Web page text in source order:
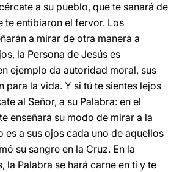
a su pueblo, que te sanará de
te entibiaron el fervor. Los
a mirar de otra manera a
la Persona de Jesús es
ejemplo da autoridad moral, sus
para la vida. Y si tú te sientes lejos
al Señor, a su Palabra: en el
enseñará su modo de mirar a la
es a sus ojos cada uno de aquellos
su sangre en la Cruz. En la
la Palabra se hará carne en ti y te